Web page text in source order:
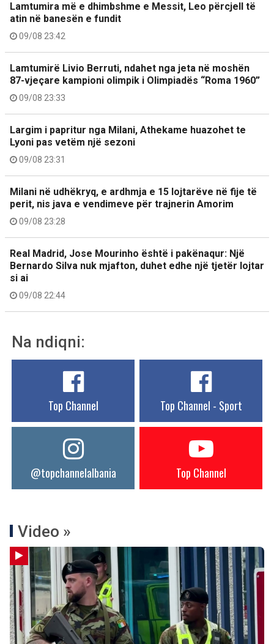
Lamtumira më e dhimbshme e Messit, Leo përcjell të
atin në banesën e fundit
09/08 23:42
Lamtumirë Livio Berruti, ndahet nga jeta në moshën
87-vjeçare kampioni olimpik i Olimpiadës “Roma 1960”
09/08 23:33
Largim i papritur nga Milani, Athekame huazohet te
Lyoni pas vetëm një sezoni
09/08 23:31
Milani në udhëkryq, e ardhmja e 15 lojtarëve në fije të
perit, nis java e vendimeve për trajnerin Amorim
09/08 23:28
Real Madrid, Jose Mourinho është i pakënaqur: Një
Bernardo Silva nuk mjafton, duhet edhe një tjetër lojtar
si ai
09/08 22:44
Na ndiqni:
Top Channel Top Channel - Sport
@topchannelalbania Top Channel
Video »